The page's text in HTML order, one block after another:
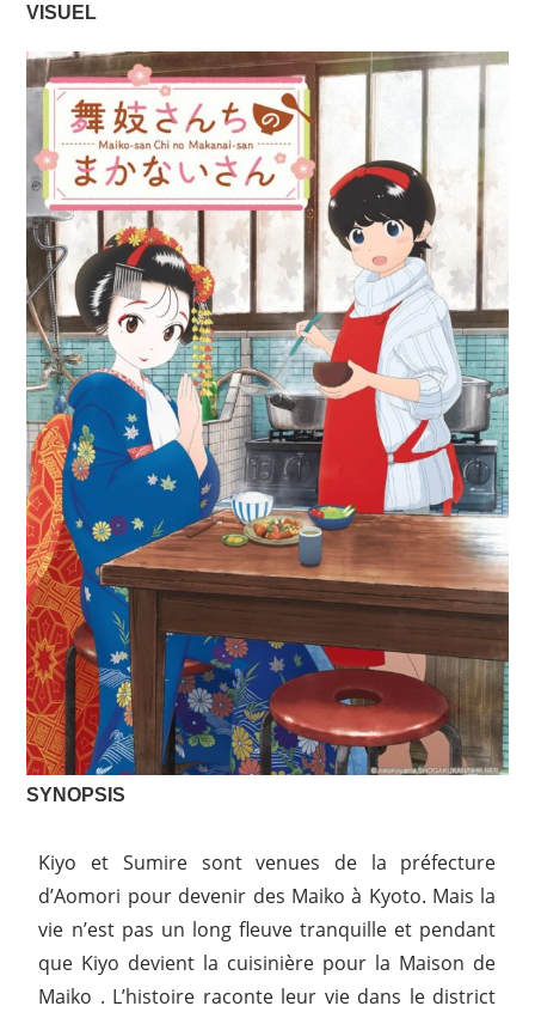
VISUEL
SYNOPSIS
Kiyo et Sumire sont venues de la préfecture
d’Aomori pour devenir des Maiko à Kyoto. Mais la
vie n’est pas un long fleuve tranquille et pendant
que Kiyo devient la cuisinière pour la Maison de
Maiko . L’histoire raconte leur vie dans le district